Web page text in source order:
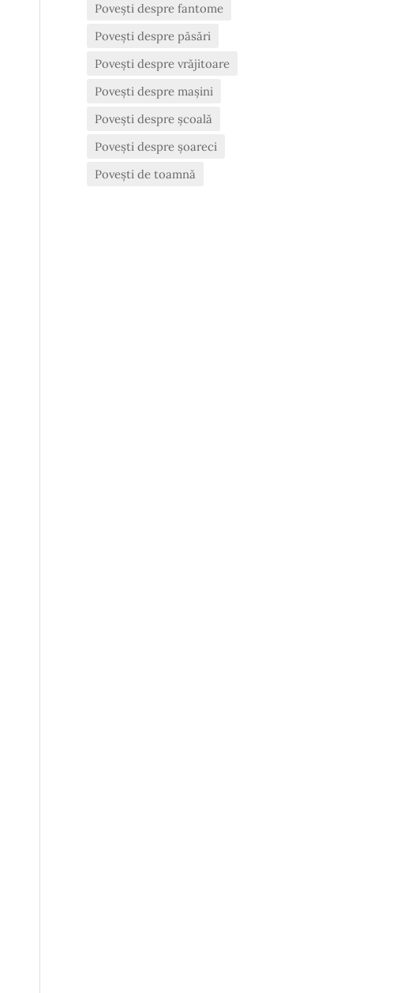
Povești despre fantome
Povești despre păsări
Povești despre vrăjitoare
Povești despre mașini
Povești despre școală
Povești despre șoareci
Povești de toamnă